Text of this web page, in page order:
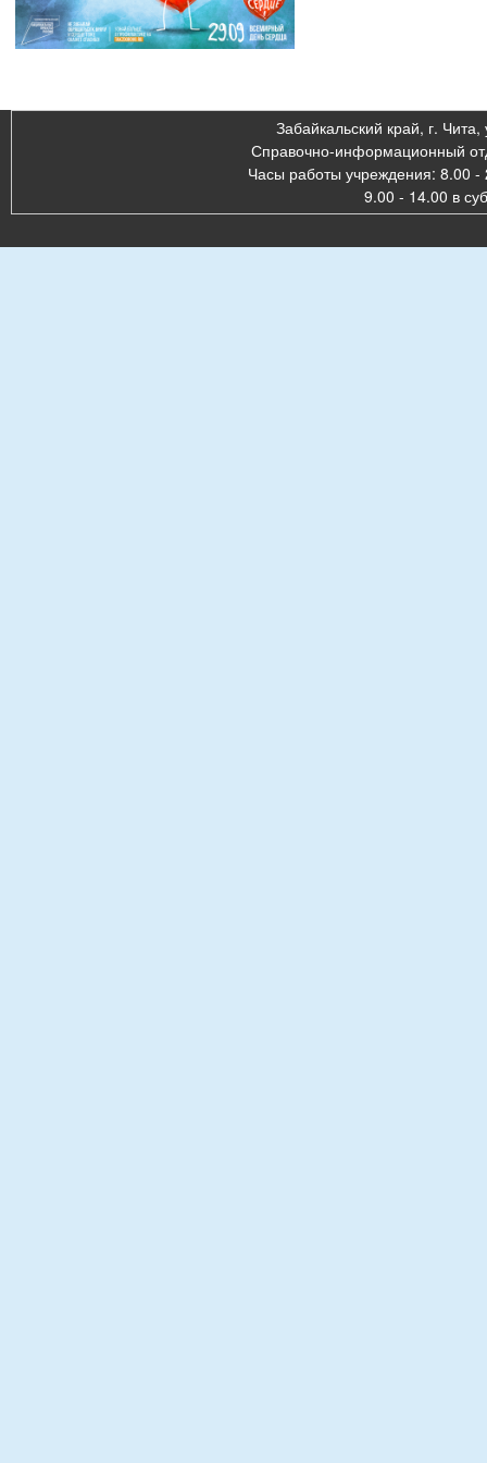
Забайкальский край, г. Чита,
Справочно-информационный
Часы работы учреждения: 8.00 -
9.00 - 14.00 в